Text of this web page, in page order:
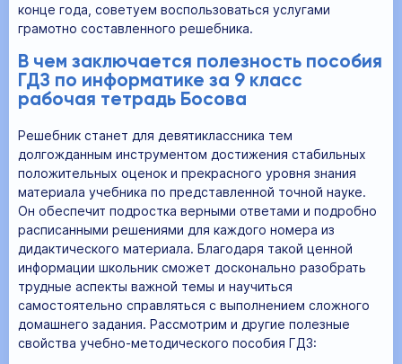
конце года, советуем воспользоваться услугами
грамотно составленного решебника.
В чем заключается полезность пособия
ГДЗ по информатике за 9 класс
рабочая тетрадь Босова
Решебник станет для девятиклассника тем
долгожданным инструментом достижения стабильных
положительных оценок и прекрасного уровня знания
материала учебника по представленной точной науке.
Он обеспечит подростка верными ответами и подробно
расписанными решениями для каждого номера из
дидактического материала. Благодаря такой ценной
информации школьник сможет досконально разобрать
трудные аспекты важной темы и научиться
самостоятельно справляться с выполнением сложного
домашнего задания. Рассмотрим и другие полезные
свойства учебно-методического пособия ГДЗ: